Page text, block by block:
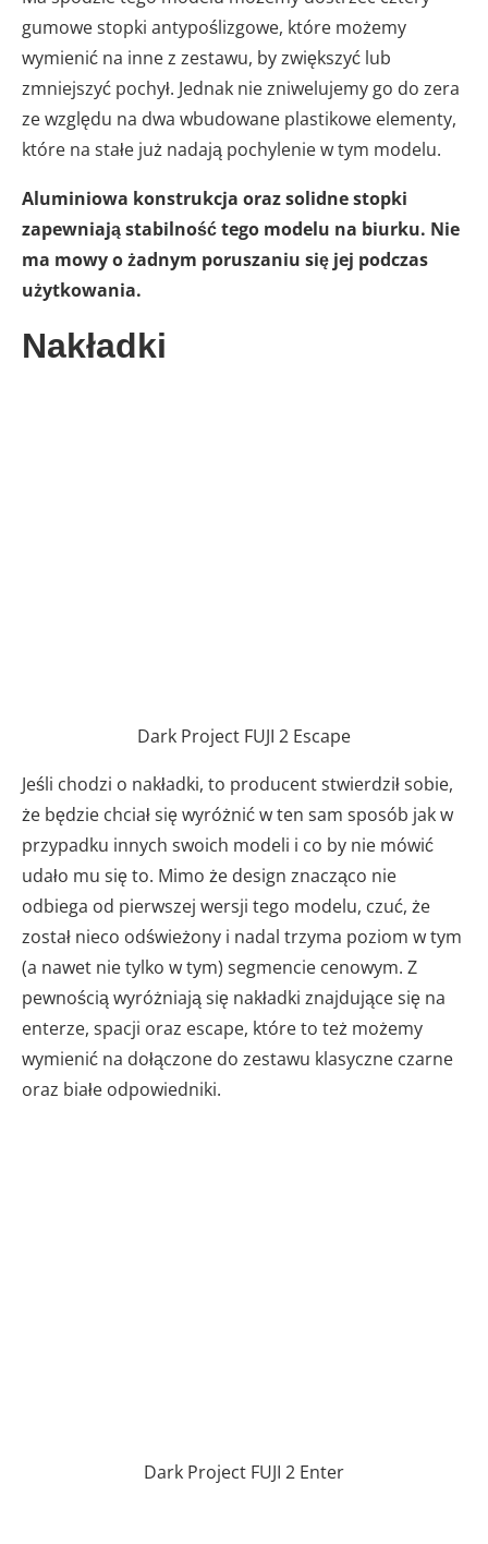
gumowe stopki antypoślizgowe, które możemy
wymienić na inne z zestawu, by zwiększyć lub
zmniejszyć pochył. Jednak nie zniwelujemy go do zera
ze względu na dwa wbudowane plastikowe elementy,
które na stałe już nadają pochylenie w tym modelu.
Aluminiowa konstrukcja oraz solidne stopki
zapewniają stabilność tego modelu na biurku. Nie
ma mowy o żadnym poruszaniu się jej podczas
użytkowania.
Nakładki
Dark Project FUJI 2 Escape
Jeśli chodzi o nakładki, to producent stwierdził sobie,
że będzie chciał się wyróżnić w ten sam sposób jak w
przypadku innych swoich modeli i co by nie mówić
udało mu się to. Mimo że design znacząco nie
odbiega od pierwszej wersji tego modelu, czuć, że
został nieco odświeżony i nadal trzyma poziom w tym
(a nawet nie tylko w tym) segmencie cenowym. Z
pewnością wyróżniają się nakładki znajdujące się na
enterze, spacji oraz escape, które to też możemy
wymienić na dołączone do zestawu klasyczne czarne
oraz białe odpowiedniki.
Dark Project FUJI 2 Enter